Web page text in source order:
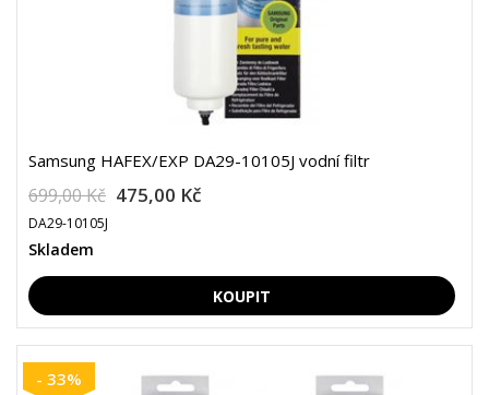
Samsung HAFEX/EXP DA29-10105J vodní filtr
699,00 Kč 475,00 Kč
DA29-10105J
Skladem
- 33%